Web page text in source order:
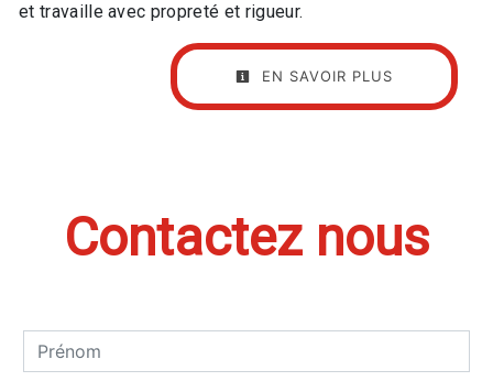
et travaille avec propreté et rigueur.
EN SAVOIR PLUS
Contactez nous